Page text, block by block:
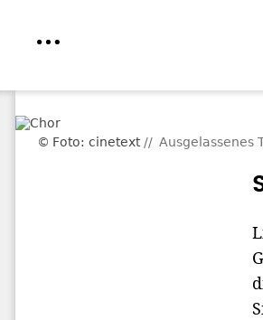
Foto: cinetext Ausgelassenes